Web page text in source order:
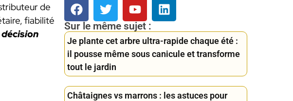
de
fiabilité
décision
Sur le même sujet :
Je plante cet arbre ultra-rapide chaque été :
il pousse même sous canicule et transforme
tout le jardin
Châtaignes vs marrons : les astuces pour